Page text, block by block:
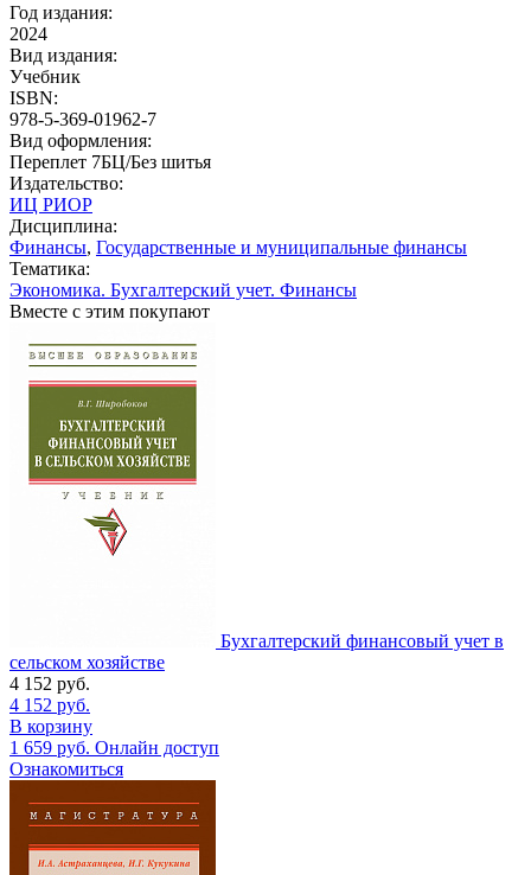
Год издания:
2024
Вид издания:
Учебник
ISBN:
978-5-369-01962-7
Вид оформления:
Переплет 7БЦ/Без шитья
Издательство:
ИЦ РИОР
Дисциплина:
Финансы, Государственные и муниципальные финансы
Тематика:
Экономика. Бухгалтерский учет. Финансы
Вместе с этим покупают
Бухгалтерский финансовый учет в
сельском хозяйстве
4 152 руб.
4 152 руб.
В корзину
1 659 руб. Онлайн доступ
Ознакомиться